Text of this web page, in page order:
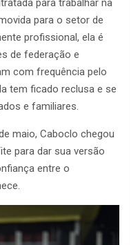
para trabalhar na
para o setor de
profissional, ela é
de federação e
com frequência pelo
tem ficado reclusa e se
e familiares.
maio, Caboclo chegou
para dar sua versão
entre o